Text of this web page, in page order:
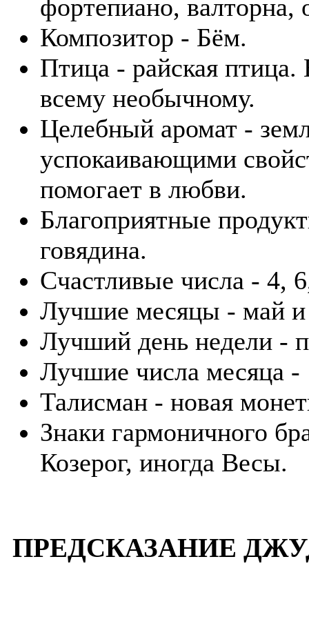
фортепиано, валторна,
Композитор - Бём.
Птица - райская птица.
всему необычному.
Целебный аромат -
успокаивающими
помогает в любви.
Благоприятные
говядина.
Счастливые числа - 4,
Лучшие месяцы - май
Лучший день недели -
Лучшие числа месяца -
Талисман - новая
Знаки гармоничного
Козерог, иногда Весы.
ПРЕДСКАЗАНИЕ